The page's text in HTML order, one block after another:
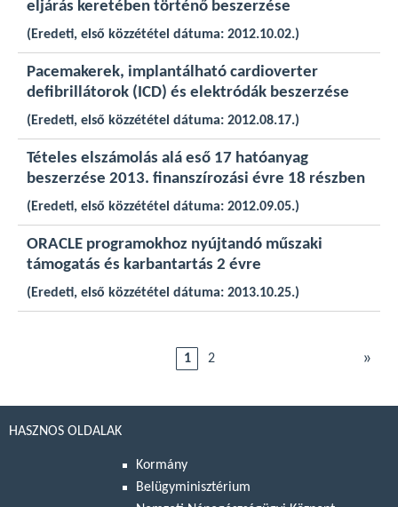
eljárás keretében történő beszerzése
(Eredeti, első közzététel dátuma: 2012.10.02.)
Pacemakerek, implantálható cardioverter
defibrillátorok (ICD) és elektródák beszerzése
(Eredeti, első közzététel dátuma: 2012.08.17.)
Tételes elszámolás alá eső 17 hatóanyag
beszerzése 2013. finanszírozási évre 18 részben
(Eredeti, első közzététel dátuma: 2012.09.05.)
ORACLE programokhoz nyújtandó műszaki
támogatás és karbantartás 2 évre
(Eredeti, első közzététel dátuma: 2013.10.25.)
1 2 »
HASZNOS OLDALAK
Kormány
Belügyminisztérium